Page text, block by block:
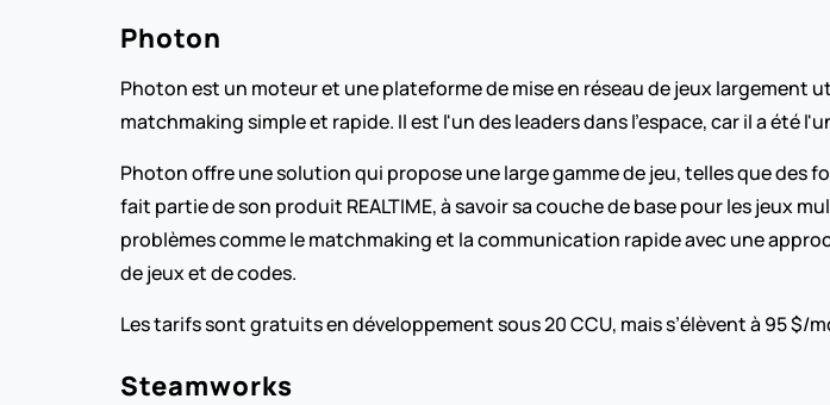
Photon
Photon est un moteur et une plateforme de mise en réseau de jeux largement
matchmaking simple et rapide. Il est l'un des leaders dans l'espace, car il a été
Photon offre une solution qui propose une large gamme de jeu, telles que
fait partie de son produit REALTIME, à savoir sa couche de base pour les jeux
problèmes comme le matchmaking et la communication rapide avec une
de jeux et de codes.
Les tarifs sont gratuits en développement sous 20 CCU, mais s’élèvent à 95 $/
Steamworks